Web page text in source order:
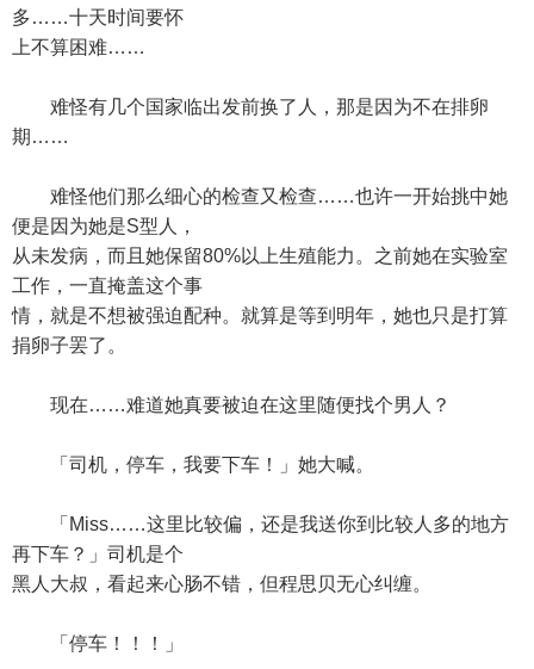
多……十天时间要怀
上不算困难……
难怪有几个国家临出发前换了人，那是因为不在排卵
期……
难怪他们那么细心的检查又检查……也许一开始挑中她
便是因为她是S型人，
从未发病，而且她保留80%以上生殖能力。之前她在实验室
工作，一直掩盖这个事
情，就是不想被强迫配种。就算是等到明年，她也只是打算
捐卵子罢了。
现在……难道她真要被迫在这里随便找个男人？
「司机，停车，我要下车！」她大喊。
「Miss……这里比较偏，还是我送你到比较人多的地方
再下车？」司机是个
黑人大叔，看起来心肠不错，但程思贝无心纠缠。
「停车！！！」